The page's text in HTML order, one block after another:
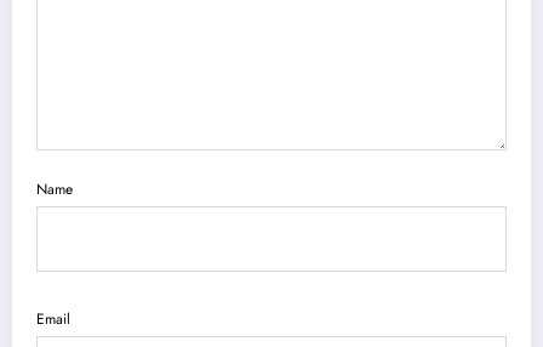
Name
Email